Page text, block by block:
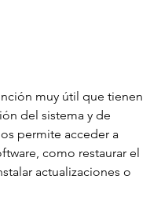
muy útil que tienen
del sistema y de
permite acceder a
como restaurar el
actualizaciones o